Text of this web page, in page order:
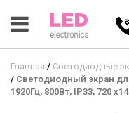
Главная Светодиодные
Светодиодный экран
1920Гц, 800Вт, IP33, 720